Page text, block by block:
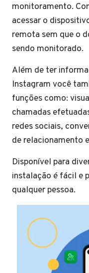
monitoramento.
acessar o
remota sem que o
sendo monitorado.
Além de ter
Instagram você
funções como:
chamadas
redes sociais,
de relacionamento
Disponível para
instalação é fácil e
qualquer pessoa.